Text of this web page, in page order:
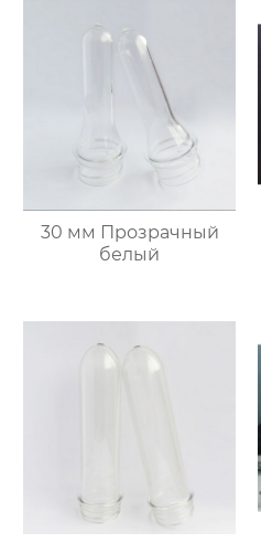
30 мм Прозрачный
белый